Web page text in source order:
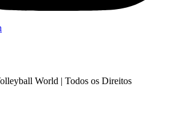
World | Todos os Direitos